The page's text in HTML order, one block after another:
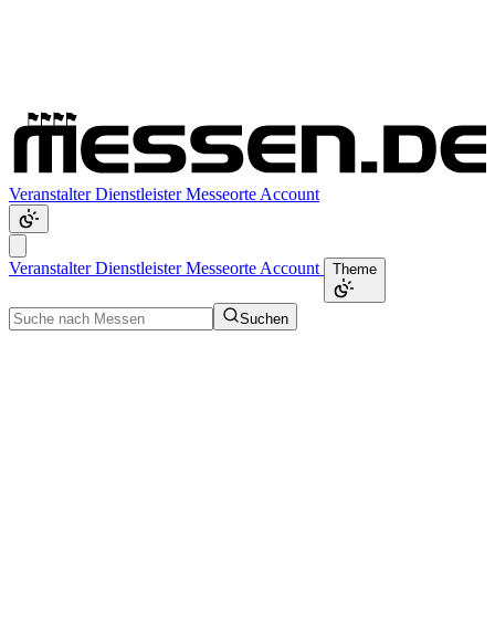
VeranstalterDienstleisterMesseorte Account
VeranstalterDienstleisterMesseorte Account Theme
Suchen